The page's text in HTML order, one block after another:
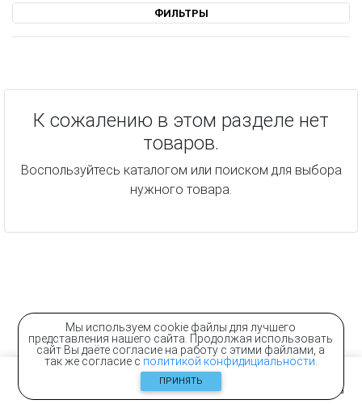
Мы используем cookie файлы для лучшего
представления нашего сайта. Продолжая использовать
сайт Вы даёте согласие на работу с этими файлами, а
так же согласие с политикой конфидициальности
ПРИНЯТЬ
ФИЛЬТРЫ
К сожалению в этом разделе нет
товаров.
Воспользуйтесь каталогом или поиском для выбора
нужного товара.
Контакты Корзина